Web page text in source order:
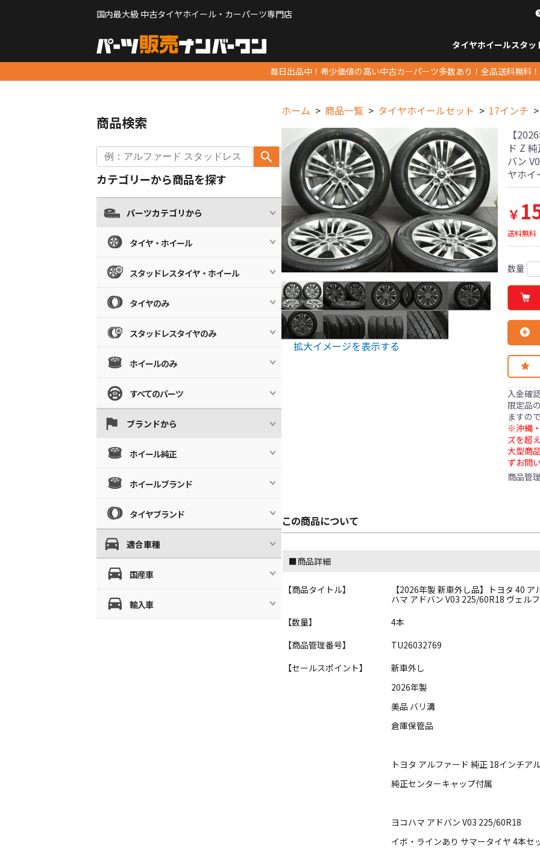
国内最大級 中古タイヤホイール・カーパーツ専門店
タイヤホイールスタッ
毎日出品中！希少価値の高い中古カーパーツ多数あり！全品送料無料！
ホーム 商品一覧 タイヤホイールセット 17インチ
拡大イメージを表示する
【
ド Z
バン
ヤホイ
￥
送料無料
数量
入金確
限定品
ますの
※沖縄
ズを超
大型商
ずお問
商品管
この商品について
■商品詳細
【商品タイトル】
【2026年製 新車外し品】トヨタ 40
ハマ アドバン V03 225/60R18 ヴェル
【数量】
4本
【商品管理番号】
TU26032769
【セールスポイント】
新車外し
2026年製
美品 バリ溝
倉庫保管品
トヨタ アルファード 純正 18インチア
純正センターキャップ付属
ヨコハマ アドバン V03 225/60R18
イボ・ラインあり サマータイヤ 4本セ
商品検索
カテゴリーから商品を探す
パーツカテゴリから
タイヤ・ホイール
スタッドレスタイヤ・ホイール
タイヤのみ
スタッドレスタイヤのみ
ホイールのみ
すべてのパーツ
ブランドから
ホイール純正
ホイールブランド
タイヤブランド
適合車種
国産車
輸入車